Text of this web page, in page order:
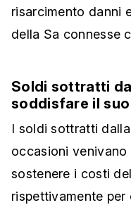
risarcimento danni
della Sa connesse
Soldi sottratti
soddisfare il
I soldi sottratti
occasioni venivano
sostenere i costi
rispettivamente